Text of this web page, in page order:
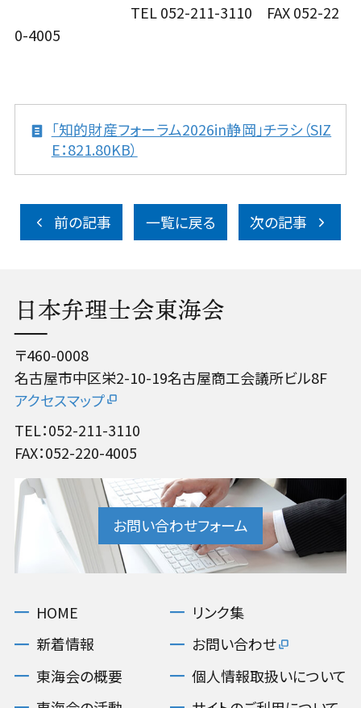
TEL 052-211-3110 FAX 052-22
0-4005
「知的財産フォーラム2026in静岡」チラシ（SIZ
E：821.80KB）
前の記事 一覧に戻る 次の記事
日本弁理士会東海会
〒460-0008
名古屋市中区栄2-10-19名古屋商工会議所ビル8F
アクセスマップ
TEL：052-211-3110
FAX：052-220-4005
お問い合わせフォーム
HOME
新着情報
東海会の概要
リンク集
お問い合わせ
個人情報取扱いについて